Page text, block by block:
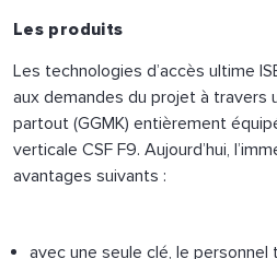
Les produits
Les technologies d’accès ultime
aux demandes du projet à travers
partout (GGMK) entièrement
verticale CSF F9. Aujourd’hui,
avantages suivants :
avec une seule clé, le